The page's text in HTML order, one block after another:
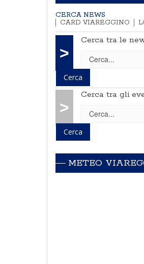
CERCA NEWS
CARD VIAREGGINO
>
Cerca tra le
>
Cerca tra gli
METEO